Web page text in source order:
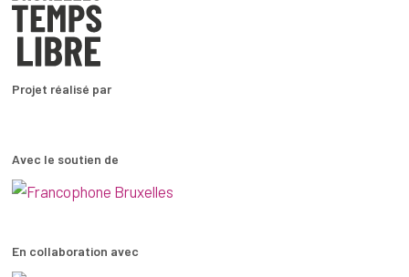
Projet réalisé par
Avec le soutien de
En collaboration avec